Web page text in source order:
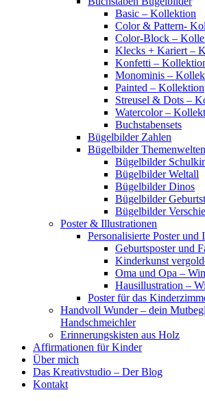
Basic – Kollektion
Color & Pattern-
Color-Block –
Klecks + Kariert –
Konfetti –
Monominis –
Painted – Kollektion
Streusel & Dots –
Watercolor –
Buchstabensets
Bügelbilder Zahlen
Bügelbilder Themenwelten
Bügelbilder
Bügelbilder Weltall
Bügelbilder Dinos
Bügelbilder
Bügelbilder
Poster & Illustrationen
Personalisierte Poster und
Geburtsposter und
Kinderkunst
Oma und Opa –
Hausillustration –
Poster für das
Handvoll Wunder – dein
Handschmeichler
Erinnerungskisten aus Holz
Affirmationen für Kinder
Über mich
Das Kreativstudio – Der Blog
Kontakt